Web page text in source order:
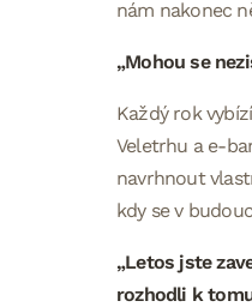
nám nakonec
„Mohou se
Každý rok
Veletrhu a e-
navrhnout
kdy se v
„Letos jste
rozhodli k